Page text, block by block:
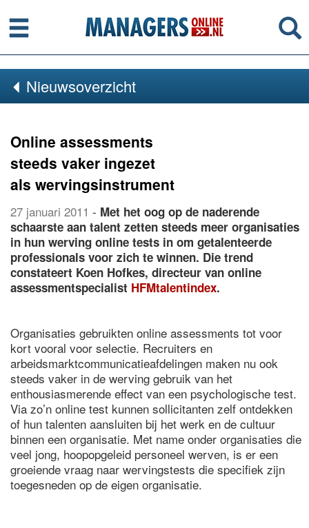
Menu
Nieuwsoverzicht
Online assessments
steeds vaker ingezet
als wervingsinstrument
27 januari 2011 - Met het oog op de naderende
schaarste aan talent zetten steeds meer organisaties
in hun werving online tests in om getalenteerde
professionals voor zich te winnen. Die trend
constateert Koen Hofkes, directeur van online
assessmentspecialist HFMtalentindex.
Organisaties gebruikten online assessments tot voor
kort vooral voor selectie. Recruiters en
arbeidsmarktcommunicatieafdelingen maken nu ook
steeds vaker in de werving gebruik van het
enthousiasmerende effect van een psychologische test.
Via zo’n online test kunnen sollicitanten zelf ontdekken
of hun talenten aansluiten bij het werk en de cultuur
binnen een organisatie. Met name onder organisaties die
veel jong, hoopopgeleid personeel werven, is er een
groeiende vraag naar wervingstests die specifiek zijn
toegesneden op de eigen organisatie.